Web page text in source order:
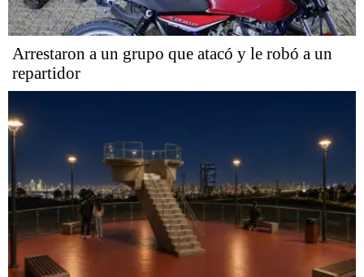
Arrestaron a un grupo que atacó y le robó a un
repartidor